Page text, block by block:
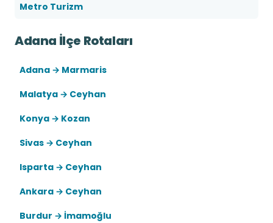
Metro Turizm
Adana İlçe Rotaları
Adana → Marmaris
Malatya → Ceyhan
Konya → Kozan
Sivas → Ceyhan
Isparta → Ceyhan
Ankara → Ceyhan
Burdur → İmamoğlu